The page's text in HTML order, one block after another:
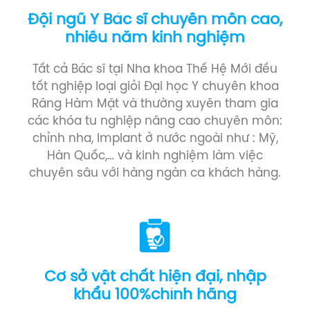
Đội ngũ Y Bác sĩ chuyên môn cao,
nhiều năm kinh nghiệm
Tất cả Bác sĩ tại Nha khoa Thế Hệ Mới đều
tốt nghiệp loại giỏi Đại học Y chuyên khoa
Răng Hàm Mặt và thường xuyên tham gia
các khóa tu nghiệp nâng cao chuyên môn:
chỉnh nha, Implant ở nước ngoài như : Mỹ,
Hàn Quốc,… và kinh nghiệm làm việc
chuyên sâu với hàng ngàn ca khách hàng.
Cơ sở vật chất hiện đại, nhập
khẩu 100%chính hãng